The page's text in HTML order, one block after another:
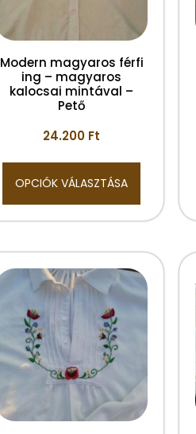
Modern magyaros férfi
ing – magyaros
kalocsai mintával –
Pető
24.200 Ft
OPCIÓK VÁLASZTÁSA